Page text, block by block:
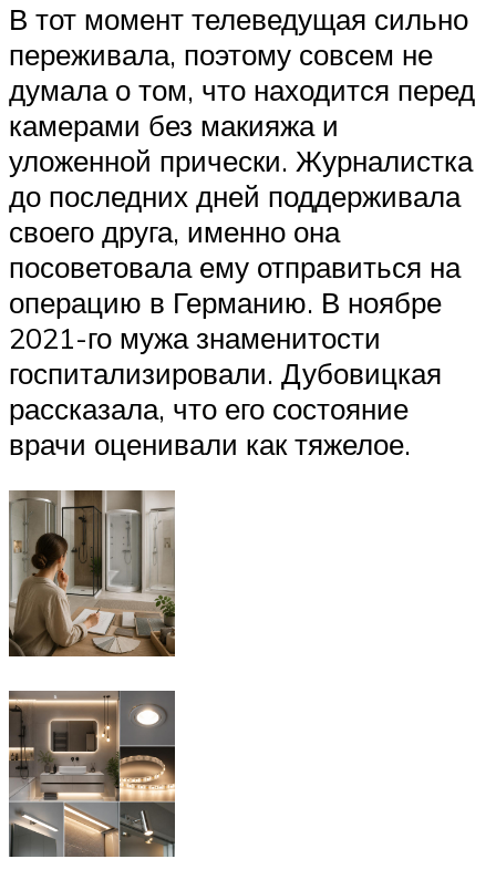
В тот момент телеведущая сильно
переживала, поэтому совсем не
думала о том, что находится перед
камерами без макияжа и
уложенной прически. Журналистка
до последних дней поддерживала
своего друга, именно она
посоветовала ему отправиться на
операцию в Германию. В ноябре
2021-го мужа знаменитости
госпитализировали. Дубовицкая
рассказала, что его состояние
врачи оценивали как тяжелое.